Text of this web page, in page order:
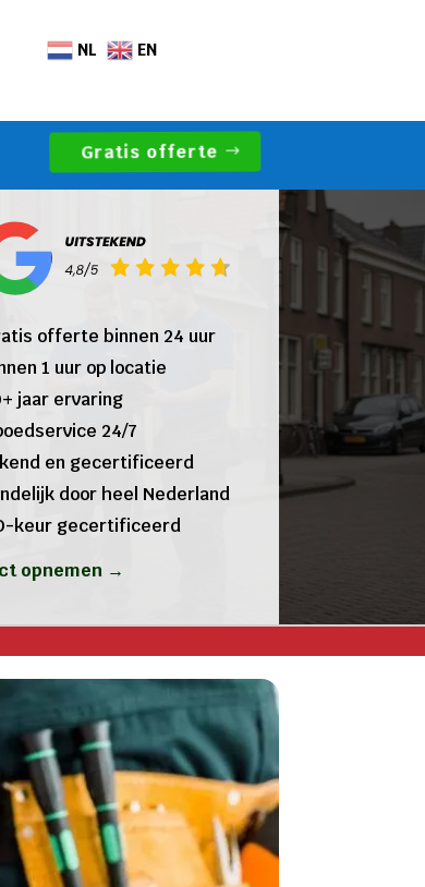
NL EN
Gratis offerte
offerte binnen 24 uur
1 uur op locatie
jaar ervaring
24/7
en gecertificeerd
door heel Nederland
keur gecertificeerd
opnemen →